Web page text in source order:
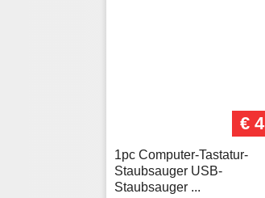
€ 4
1pc Computer-Tastatur-
Staubsauger USB-
Staubsauger ...